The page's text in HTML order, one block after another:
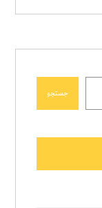
جستجو